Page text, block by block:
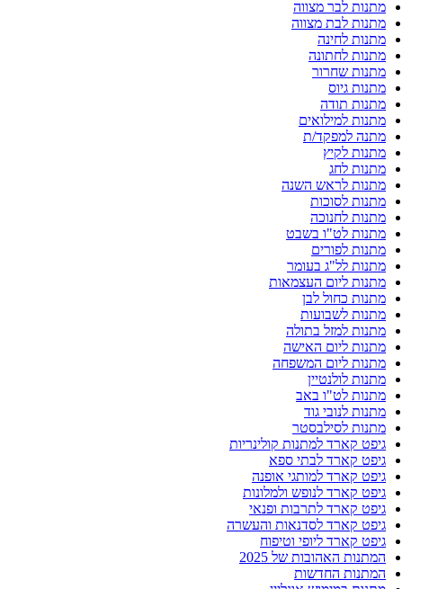
מתנות לבר מצווה
מתנות לבת מצווה
מתנות לחינה
מתנות לחתונה
מתנות שחרור
מתנות גיוס
מתנות תודה
מתנות למילואים
מתנה למפקד/ת
מתנות לקיץ
מתנות לחג
מתנות לראש השנה
מתנות לסוכות
מתנות לחנוכה
מתנות לט"ו בשבט
מתנות לפורים
מתנות לל"ג בעומר
מתנות ליום העצמאות
מתנות כחול לבן
מתנות לשבועות
מתנות למזל בתולה
מתנות ליום האישה
מתנות ליום המשפחה
מתנות לולנטיין
מתנות לט"ו באב
מתנות לנובי גוד
מתנות לסילבסטר
גיפט קארד למתנות קולינריות
גיפט קארד לבתי ספא
גיפט קארד למותגי אופנה
גיפט קארד לנופש ולמלונות
גיפט קארד לתרבות ופנאי
גיפט קארד לסדנאות והעשרה
גיפט קארד ליופי וטיפוח
המתנות האהובות של 2025
המתנות החדשות